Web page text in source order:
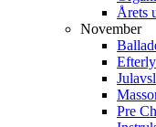
Årets
November
Pre